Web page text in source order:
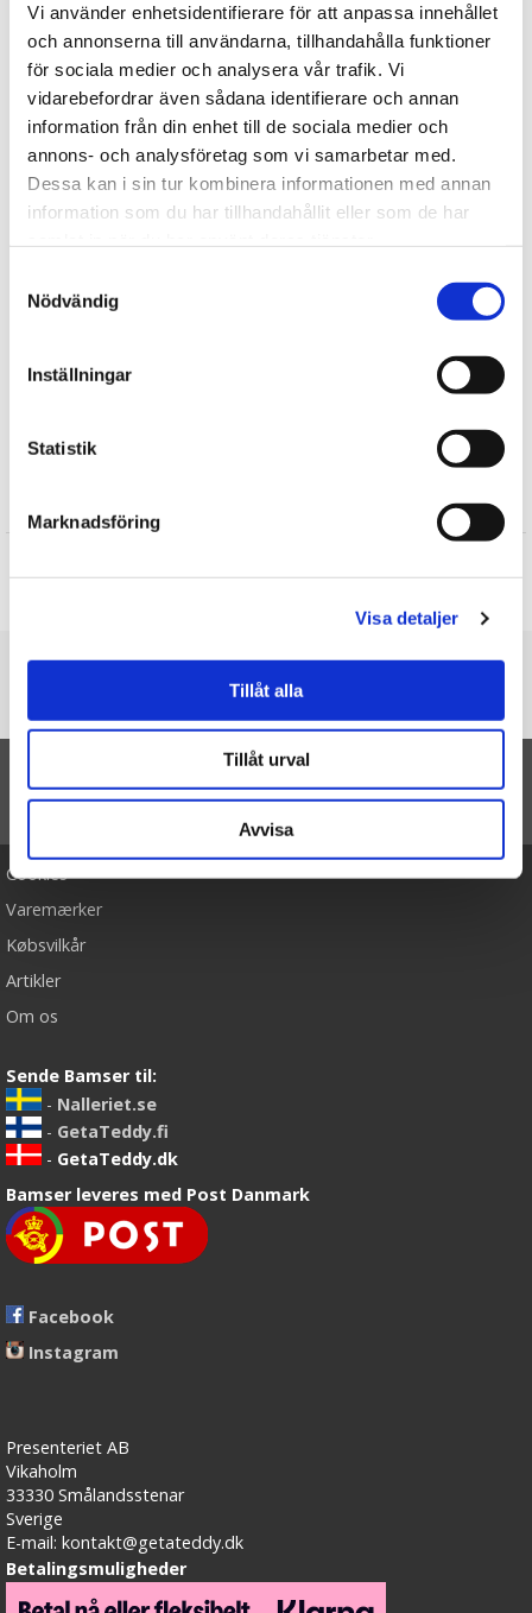
Vi använder enhetsidentifierare för att anpassa innehållet
och annonserna till användarna, tillhandahålla funktioner
för sociala medier och analysera vår trafik. Vi
vidarebefordrar även sådana identifierare och annan
information från din enhet till de sociala medier och
annons- och analysföretag som vi samarbetar med.
Dessa kan i sin tur kombinera informationen med annan
information som du har tillhandahållit eller som de har
Nödvändig
Inställningar
Statistik
Marknadsföring
Visa detaljer
Tillåt alla
Tillåt urval
Avvisa
er barn sikkert, alle detaljer om de bamse er således bevæger
sig hurtigt. bamse er ild og brandhæmmende i deres materiale
uden tilsatte flammehæmmere. bamse er kemiske-fri, alt
farvning er fremstillet af ugiftigt maling og plastdele er
fremstillet af ikke-toksisk plastmasse.
Udstoppede dyr fra Teddykompaniet maskinvaskes ved 40
grader (undtagen musik bokse, teddy lys)
Bondegårdsdyr
Du er her
Forside Beanies kanin – Teddykompaniet (Rosa)
TIL TOP
Cookies
Varemærker
Købsvilkår
Artikler
Om os
Sende Bamser til:
- Nalleriet.se
- GetaTeddy.fi
- GetaTeddy.dk
Bamser leveres med Post Danmark
Facebook
Instagram
Presenteriet AB
Vikaholm
33330 Smålandsstenar
Sverige
E-mail: kontakt@getateddy.dk
Betalingsmuligheder